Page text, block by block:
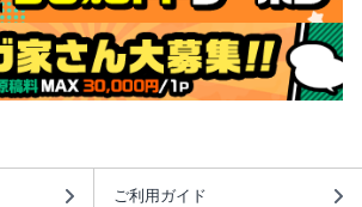
ご利用ガイド